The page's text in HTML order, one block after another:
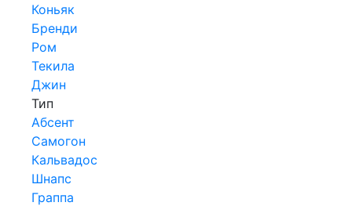
Коньяк
Бренди
Ром
Текила
Джин
Тип
Абсент
Самогон
Кальвадос
Шнапс
Граппа